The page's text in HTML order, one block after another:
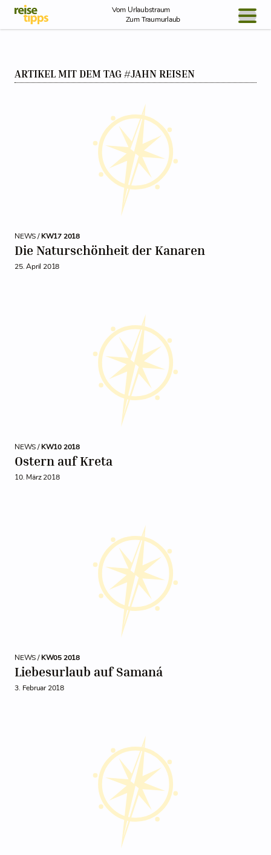
Skip to Content
Vom Urlaubstraum
Zum Traumurlaub
NEWS
ARTIKEL MIT DEM TAG #JAHN REISEN
NEWS /KW17 2018
Die Naturschönheit der Kanaren
25. April 2018
NEWS /KW10 2018
Ostern auf Kreta
10. März 2018
NEWS /KW05 2018
Liebesurlaub auf Samaná
3. Februar 2018